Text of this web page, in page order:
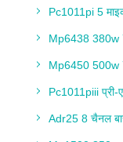
Pc1011pi 5
Mp6438 380w
Mp6450 500w
Pc1011piii प्री-
Adr25 8 चैनल